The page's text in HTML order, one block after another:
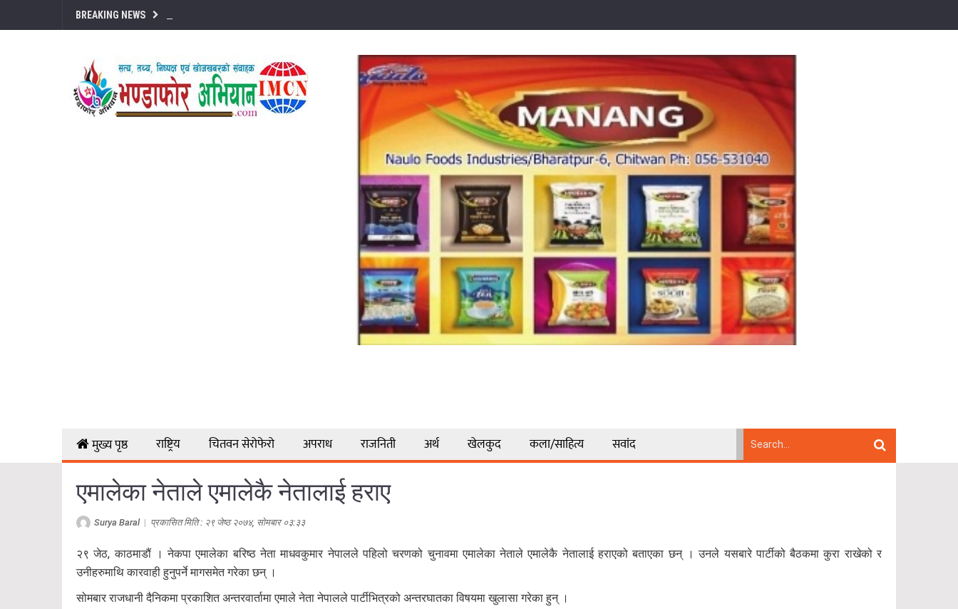
BREAKING NEWS
मुख्य पृष्ठ राष्ट्रिय चितवन सेरोफेरो अपराध राजनिती अर्थ खेलकुद कला/साहित्य सवांद
एमालेका नेताले एमालेकै नेतालाई हराए
Surya Baral| प्रकासित मिति : २९ जेष्ठ २०७४, सोमबार ०३:३३
२९ जेठ, काठमाडौं । नेकपा एमालेका बरिष्ठ नेता माधवकुमार नेपालले पहिलो चरणको चुनावमा एमालेका नेताले एमालेकै नेतालाई हराएको बताएका छन् । उनले यसबारे पार्टीको बैठकमा कुरा राखेको र
उनीहरुमाथि कारवाही हुनुपर्ने मागसमेत गरेका छन् ।
सोमबार राजधानी दैनिकमा प्रकाशित अन्तरवार्तामा एमाले नेता नेपालले पार्टीभित्रको अन्तरघातका विषयमा खुलासा गरेका हुन् ।